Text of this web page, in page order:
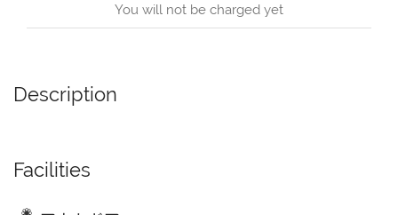
You will not be charged yet
Description
Facilities